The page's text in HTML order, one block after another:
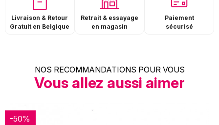
Livraison & Retour
Gratuit en Belgique
Retrait & essayage
en magasin
Paiement
sécurisé
NOS RECOMMANDATIONS POUR VOUS
Vous allez aussi aimer
-50%
-50%